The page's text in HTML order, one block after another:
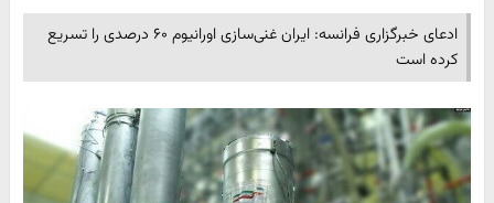
ادعای خبرگزاری فرانسه: ایران غنی‌سازی اورانیوم ۶۰ درصدی را تسریع
کرده است